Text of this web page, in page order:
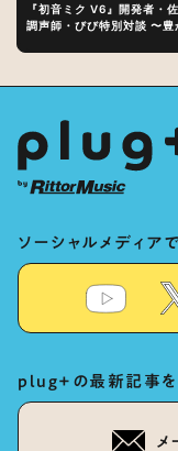
『初音ミク V6』開発者・
調声師・びび特別対談 〜豊
ソーシャルメディア
plug+の最新記事を
メ